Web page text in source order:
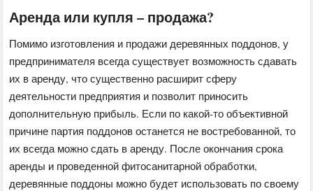
Аренда или купля – продажа?
Помимо изготовления и продажи деревянных поддонов, у
предпринимателя всегда существует возможность сдавать
их в аренду, что существенно расширит сферу
деятельности предприятия и позволит приносить
дополнительную прибыль. Если по какой-то объективной
причине партия поддонов останется не востребованной, то
их всегда можно сдать в аренду. После окончания срока
аренды и проведенной фитосанитарной обработки,
деревянные поддоны можно будет использовать по своему